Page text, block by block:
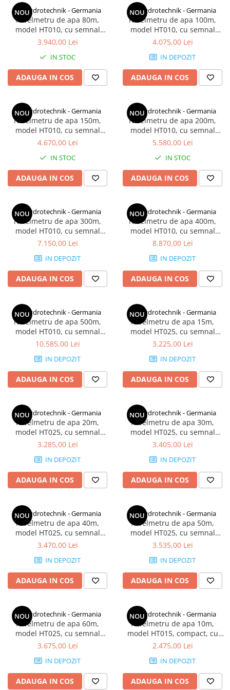
Micrometre speciale
Pasametre
Accesorii micrometre
Ceasuri comparatoare cu levier
Accesorii pentru ceasuri
comparatoare
NOU
HT Hydrotechnik - Germania
Nivelmetru de apa 80m,
model HT010, cu semnal
luminos si sonor, fabricat in
3.940,00 Lei
IN STOC
ADAUGA IN COS
NOU
HT Hydrotechnik - Germania
Nivelmetru de apa 100m,
model HT010, cu semnal
luminos si sonor, fabricat in
4.075,00 Lei
IN DEPOZIT
ADAUGA IN COS
NOU
HT Hydrotechnik - Germania
Nivelmetru de apa 150m,
model HT010, cu semnal
luminos si sonor, fabricat in
4.670,00 Lei
IN STOC
ADAUGA IN COS
NOU
HT Hydrotechnik - Germania
Nivelmetru de apa 200m,
model HT010, cu semnal
luminos si sonor, fabricat in
5.580,00 Lei
IN STOC
ADAUGA IN COS
NOU
HT Hydrotechnik - Germania
Nivelmetru de apa 300m,
model HT010, cu semnal
luminos si sonor, fabricat in
7.150,00 Lei
IN DEPOZIT
ADAUGA IN COS
NOU
HT Hydrotechnik - Germania
Nivelmetru de apa 400m,
model HT010, cu semnal
luminos si sonor, fabricat in
8.870,00 Lei
IN DEPOZIT
ADAUGA IN COS
NOU
HT Hydrotechnik - Germania
Nivelmetru de apa 500m,
model HT010, cu semnal
luminos si sonor, fabricat in
10.585,00 Lei
IN DEPOZIT
ADAUGA IN COS
NOU
HT Hydrotechnik - Germania
Nivelmetru de apa 15m,
model HT025, cu semnal
luminos si sonor, fabricat in
3.225,00 Lei
IN DEPOZIT
ADAUGA IN COS
NOU
HT Hydrotechnik - Germania
Nivelmetru de apa 20m,
model HT025, cu semnal
luminos si sonor, fabricat in
3.285,00 Lei
IN DEPOZIT
ADAUGA IN COS
NOU
HT Hydrotechnik - Germania
Nivelmetru de apa 30m,
model HT025, cu semnal
luminos si sonor, fabricat in
3.405,00 Lei
IN DEPOZIT
ADAUGA IN COS
NOU
HT Hydrotechnik - Germania
Nivelmetru de apa 40m,
model HT025, cu semnal
luminos si sonor, fabricat in
3.470,00 Lei
IN DEPOZIT
ADAUGA IN COS
NOU
HT Hydrotechnik - Germania
Nivelmetru de apa 50m,
model HT025, cu semnal
luminos si sonor, fabricat in
3.535,00 Lei
IN DEPOZIT
ADAUGA IN COS
NOU
HT Hydrotechnik - Germania
Nivelmetru de apa 60m,
model HT025, cu semnal
luminos si sonor, fabricat in
3.675,00 Lei
IN DEPOZIT
ADAUGA IN COS
NOU
HT Hydrotechnik - Germania
Nivelmetru de apa 10m,
model HT015, compact, cu
semnal luminos si sonor,
2.475,00 Lei
IN DEPOZIT
ADAUGA IN COS